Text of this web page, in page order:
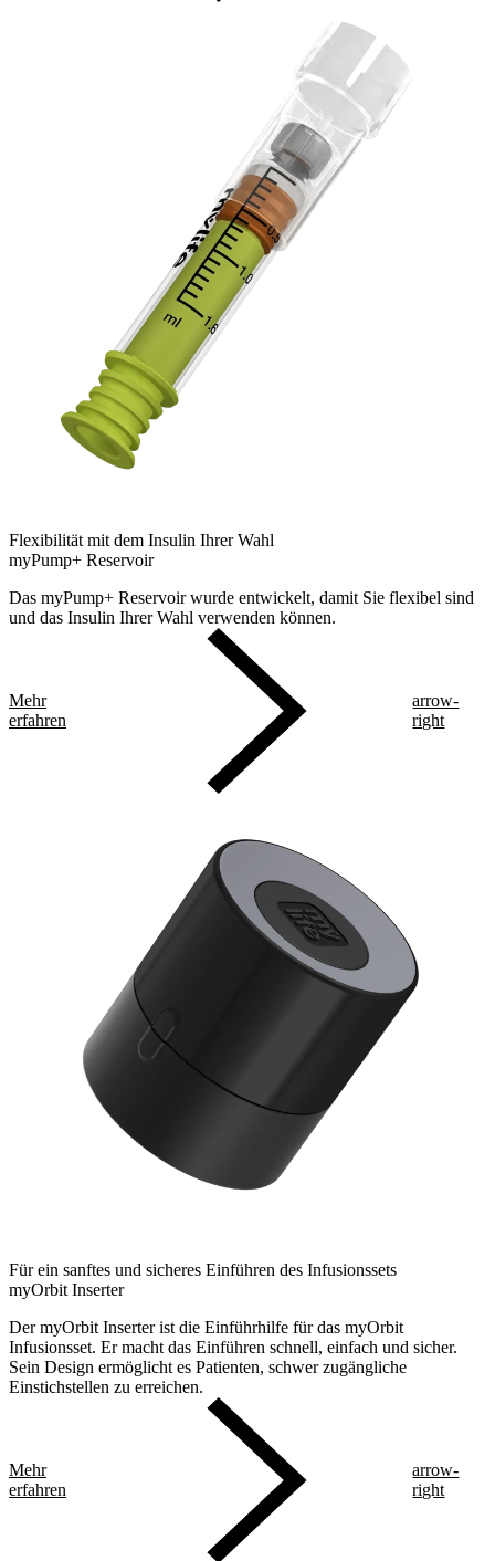
Flexibilität mit dem Insulin Ihrer Wahl
myPump+ Reservoir
Das myPump+ Reservoir wurde entwickelt, damit Sie flexibel sind
und das Insulin Ihrer Wahl verwenden können.
Mehr
erfahren
arrow-
right
Für ein sanftes und sicheres Einführen des Infusionssets
myOrbit Inserter
Der myOrbit Inserter ist die Einführhilfe für das myOrbit
Infusionsset. Er macht das Einführen schnell, einfach und sicher.
Sein Design ermöglicht es Patienten, schwer zugängliche
Einstichstellen zu erreichen.
Mehr
erfahren
arrow-
right